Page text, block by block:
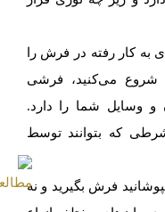
به کار رفته در فرش را
شروع می‌کنید، فرشی
و وسایل شما را دارد.
که بتوانند توسط
فرش بگیرید و نه